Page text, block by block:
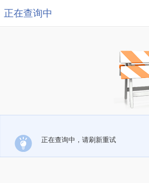
正在查询中
正在查询中，请刷新重试